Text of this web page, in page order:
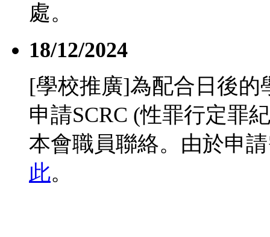
處。
18/12/2024
[學校推廣]為配合日後的
申請SCRC (性罪行定罪
本會職員聯絡。由於申
此。